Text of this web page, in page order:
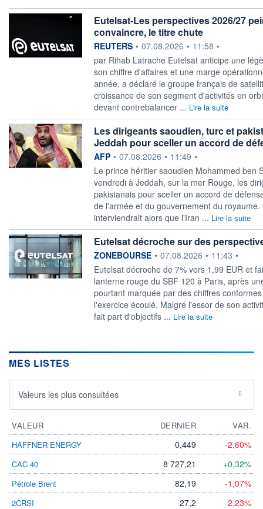
Eutelsat-Les perspectives 2026/27
convaincre, le titre chute
information fournie par
REUTERS • 07.08.2026 • 11:58 •
par Rihab Latrache Eutelsat anticipe une
son chiffre d'affaires et une marge
année, a déclaré le groupe français de
croissance de son segment d'activités en
devant contrebalancer ... Lire la suite
Les dirigeants saoudien, turc et
Jeddah pour sceller un accord de
information fournie par
AFP • 07.08.2026 • 11:49 •
Le prince héritier saoudien Mohammed ben
vendredi à Jeddah, sur la mer Rouge, les
pakistanais pour sceller un accord de
de l'armée et du gouvernement du royaume.
interviendrait alors que l'Iran ... Lire la suite
Eutelsat décroche sur des
information fournie par
ZONEBOURSE • 07.08.2026 • 11:43 •
Eutelsat décroche de 7% vers 1,99 EUR et
lanterne rouge du SBF 120 à Paris, après
pourtant marquée par des chiffres
l'exercice écoulé. Malgré l'essor de son
fait part d'objectifs ... Lire la suite
MES LISTES
Valeurs les plus consultées
VALEUR DERNIER
VAR.
HAFFNER ENERGY
0,449 -2,60%
CAC 40 8 727,21 +0,32%
Pétrole Brent 82,19 -1,07%
2CRSI 27,2 -2,23%